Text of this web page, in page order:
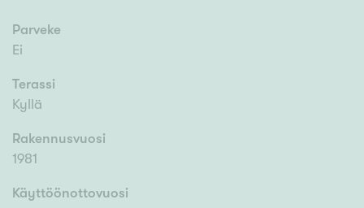
Parveke
Ei
Terassi
Kyllä
Rakennusvuosi
1981
Käyttöönottovuosi